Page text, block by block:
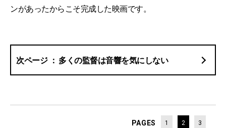
ンがあったからこそ完成した映画です。
多くの監督は音響を気にしない
PAGES 1 2 3